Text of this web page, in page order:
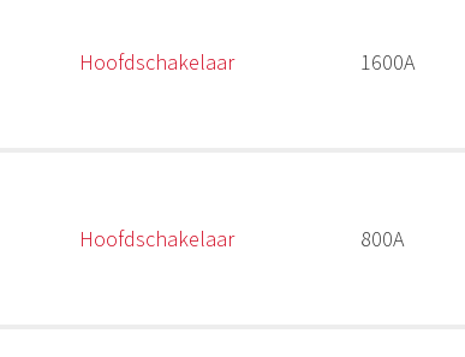
Hoofdschakelaar 1600A
Hoofdschakelaar 800A